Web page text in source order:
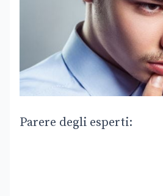
Parere degli esperti: